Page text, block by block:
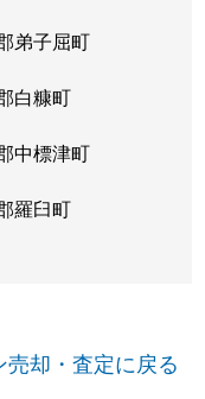
弟子屈町
白糠町
中標津町
羅臼町
却・査定に戻る